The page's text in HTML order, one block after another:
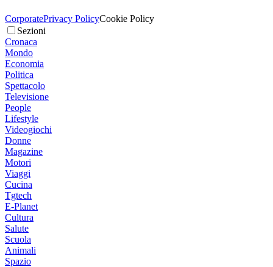
CorporatePrivacy PolicyCookie Policy
Sezioni
Cronaca
Mondo
Economia
Politica
Spettacolo
Televisione
People
Lifestyle
Videogiochi
Donne
Magazine
Motori
Viaggi
Cucina
Tgtech
E-Planet
Cultura
Salute
Scuola
Animali
Spazio